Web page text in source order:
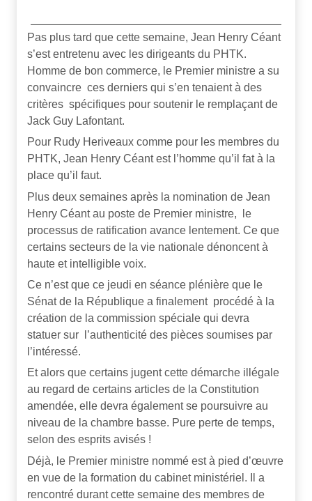
Pas plus tard que cette semaine, Jean Henry Céant
s’est entretenu avec les dirigeants du PHTK.
Homme de bon commerce, le Premier ministre a su
convaincre ces derniers qui s’en tenaient à des
critères spécifiques pour soutenir le remplaçant de
Jack Guy Lafontant.
Pour Rudy Heriveaux comme pour les membres du
PHTK, Jean Henry Céant est l’homme qu’il fat à la
place qu’il faut.
Plus deux semaines après la nomination de Jean
Henry Céant au poste de Premier ministre, le
processus de ratification avance lentement. Ce que
certains secteurs de la vie nationale dénoncent à
haute et intelligible voix.
Ce n’est que ce jeudi en séance plénière que le
Sénat de la République a finalement procédé à la
création de la commission spéciale qui devra
statuer sur l’authenticité des pièces soumises par
l’intéressé.
Et alors que certains jugent cette démarche illégale
au regard de certains articles de la Constitution
amendée, elle devra également se poursuivre au
niveau de la chambre basse. Pure perte de temps,
selon des esprits avisés !
Déjà, le Premier ministre nommé est à pied d’œuvre
en vue de la formation du cabinet ministériel. Il a
rencontré durant cette semaine des membres de